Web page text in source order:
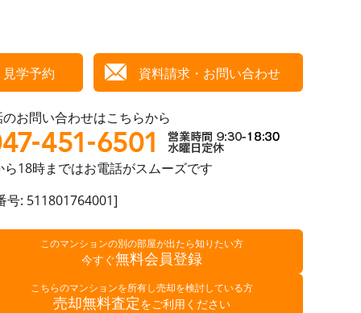
、不審者への声掛けも。管理員日勤は防犯にも有効
見学予約 資料請求・お問い合わせ
お問い合わせはこちらから
ら18時まではお電話がスムーズです
号: 511801764001]
このマンションの別の部屋が出たら知りたい方
今すぐ無料会員登録
こちらのマンションを所有し売却を検討している方
売却無料査定をご利用ください